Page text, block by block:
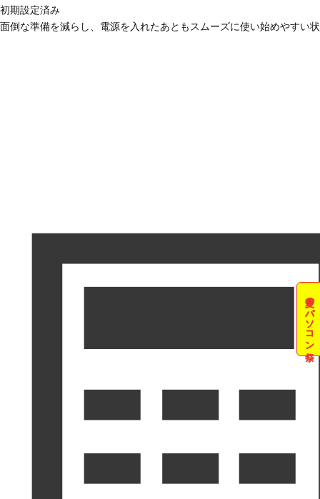
夏のパソコン祭
初期設定済み
面倒な準備を減らし、電源を入れたあともスムーズに使い始めやすい